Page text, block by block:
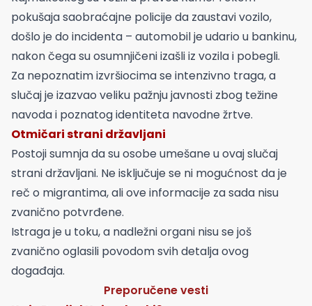
pokušaja saobraćajne policije da zaustavi vozilo,
došlo je do incidenta – automobil je udario u bankinu,
nakon čega su osumnjičeni izašli iz vozila i pobegli.
Za nepoznatim izvršiocima se intenzivno traga, a
slučaj je izazvao veliku pažnju javnosti zbog težine
navoda i poznatog identiteta navodne žrtve.
Otmičari strani državljani
Postoji sumnja da su osobe umešane u ovaj slučaj
strani državljani. Ne isključuje se ni mogućnost da je
reč o migrantima, ali ove informacije za sada nisu
zvanično potvrđene.
Istraga je u toku, a nadležni organi nisu se još
zvanično oglasili povodom svih detalja ovog
događaja.
Preporučene vesti